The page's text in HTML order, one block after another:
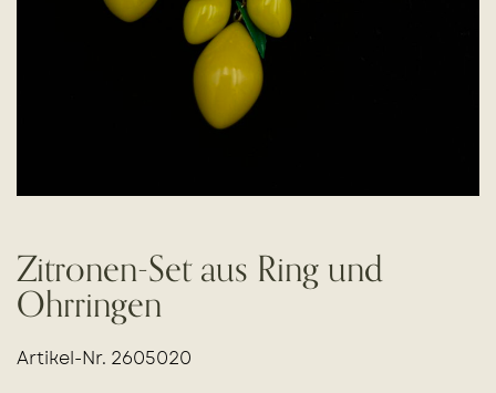
Zitronen-Set aus Ring und
Ohrringen
Artikel-Nr. 2605020